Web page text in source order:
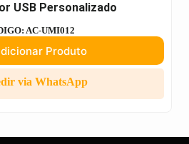
USB Personalizado
AC-UMI012
Produto
via WhatsApp